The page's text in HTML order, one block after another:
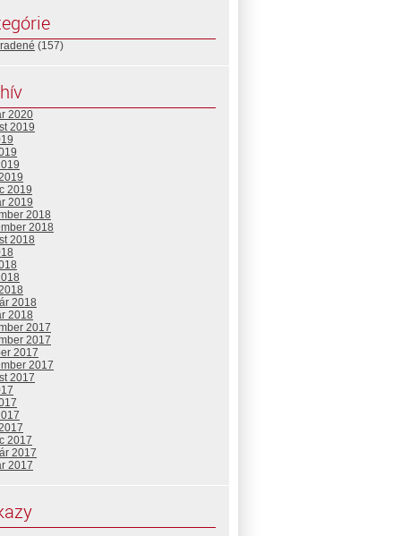
(157)
2020
2019
2019
2019
2018
2018
2018
2018
2018
2017
2017
2017
2017
2017
2017
2017
2017